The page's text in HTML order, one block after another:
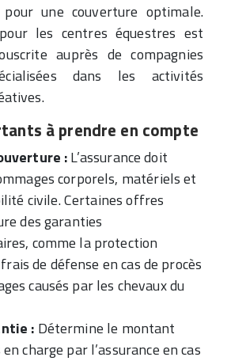
une couverture optimale.
pour les centres équestres est
auprès de compagnies
dans les activités
à prendre en compte
:L’assurance doit
corporels, matériels et
civile. Certaines offres
des garanties
comme la protection
de défense en cas de procès
causés par les chevaux du
: Détermine le montant
charge par l’assurance en cas